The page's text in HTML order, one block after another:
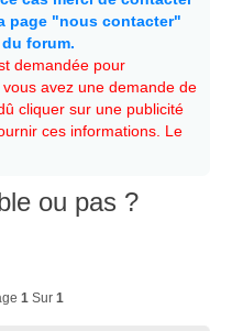
page "nous contacter"
forum.
demandée pour
avez une demande de
cliquer sur une publicité
ces informations. Le
ou pas ?
1Sur 1